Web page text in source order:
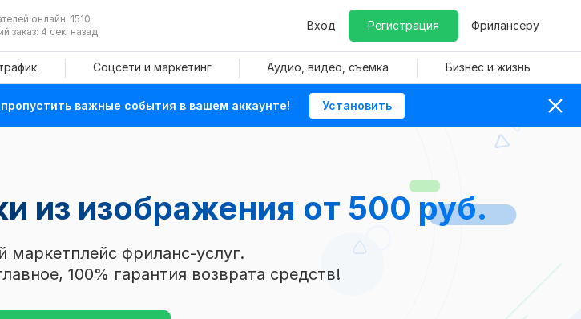
онлайн: 1510
заказ: 4 сек. назад
Вход Регистрация Фрилансеру
Соцсети и маркетинг Аудио, видео, съемка Бизнес и жизнь
важные события в вашем аккаунте! Установить
из изображения от 500 руб.
маркетплейс фриланс-услуг.
100% гарантия возврата средств!